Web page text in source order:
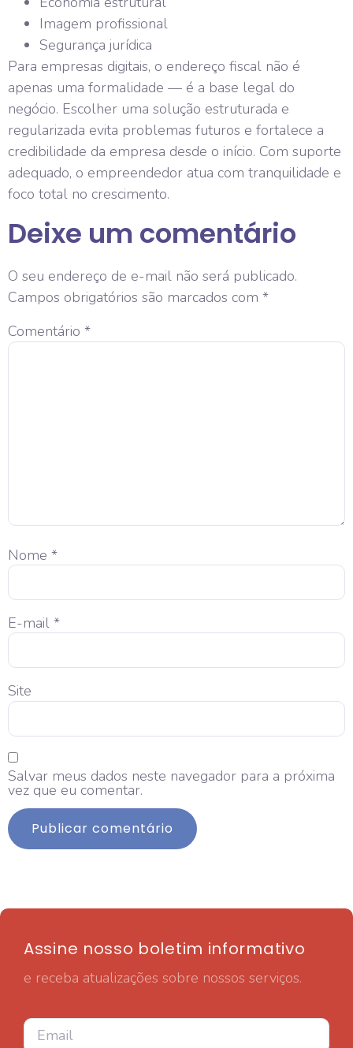
Imagem profissional
Segurança jurídica
Para empresas digitais, o endereço fiscal não é
apenas uma formalidade — é a base legal do
negócio. Escolher uma solução estruturada e
regularizada evita problemas futuros e fortalece a
credibilidade da empresa desde o início. Com suporte
adequado, o empreendedor atua com tranquilidade e
foco total no crescimento.
Deixe um comentário
O seu endereço de e-mail não será publicado.
Campos obrigatórios são marcados com *
Comentário *
Nome *
E-mail *
Site
Salvar meus dados neste navegador para a próxima
vez que eu comentar.
Assine nosso boletim informativo
e receba atualizações sobre nossos serviços.